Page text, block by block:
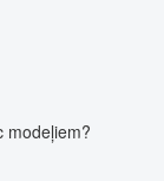
modeļiem?